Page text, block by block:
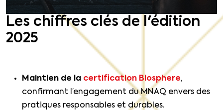
Les chiffres clés de l'édition
2025
Maintien de la certification Biosphere,
confirmant l’engagement du MNAQ envers des
pratiques responsables et durables.